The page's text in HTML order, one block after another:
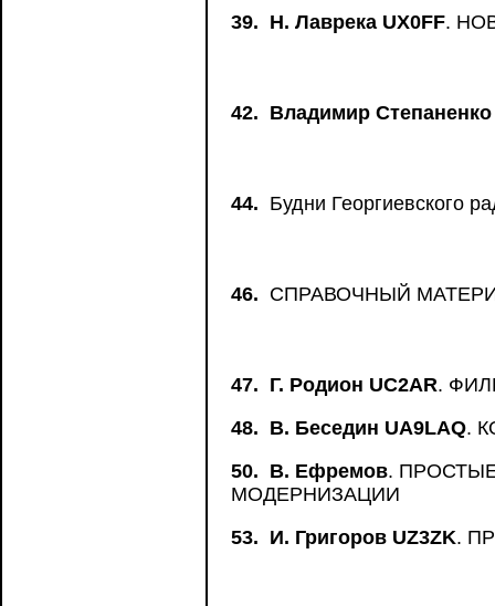
39. Н. Лаврека UX0FF.
42. Владимир Степаненко
44. Будни Георгиевского
46. СПРАВОЧНЫЙ
47. Г. Родион UC2AR.
48. В. Беседин UA9LAQ.
50. В. Ефремов.
МОДЕРНИЗАЦИИ
53. И. Григоров UZ3ZK.